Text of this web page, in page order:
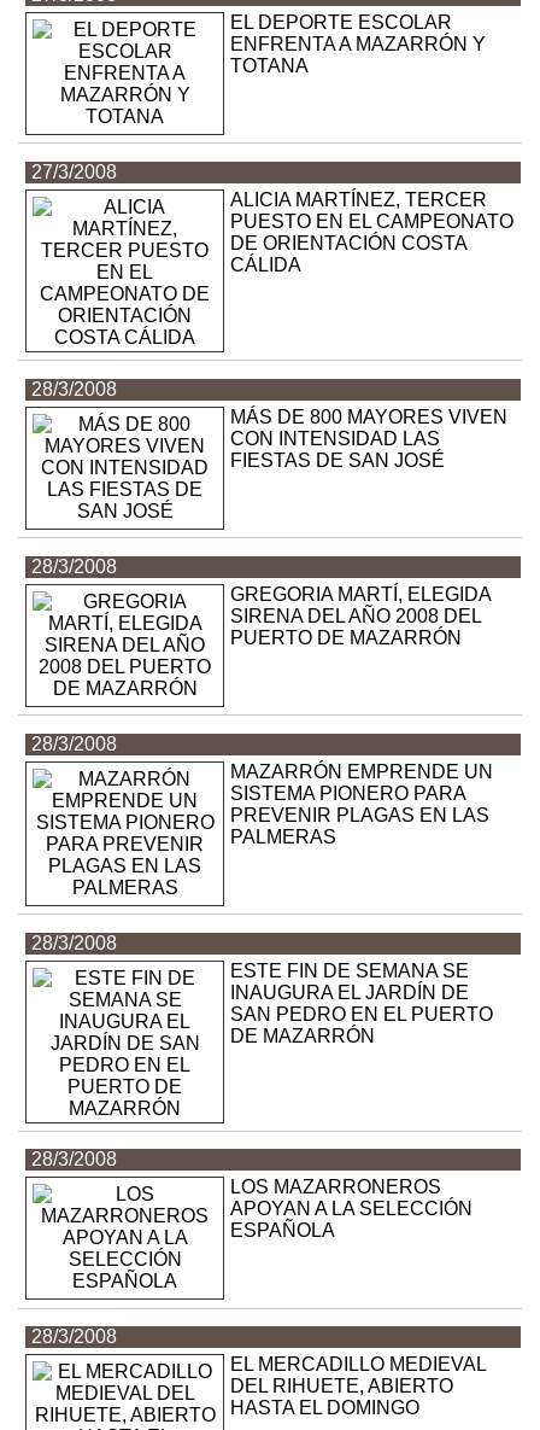
EL DEPORTE ESCOLAR
ENFRENTA A MAZARRÓN Y
TOTANA
27/3/2008
ALICIA MARTÍNEZ, TERCER
PUESTO EN EL CAMPEONATO
DE ORIENTACIÓN COSTA
CÁLIDA
28/3/2008
MÁS DE 800 MAYORES VIVEN
CON INTENSIDAD LAS
FIESTAS DE SAN JOSÉ
28/3/2008
GREGORIA MARTÍ, ELEGIDA
SIRENA DEL AÑO 2008 DEL
PUERTO DE MAZARRÓN
28/3/2008
MAZARRÓN EMPRENDE UN
SISTEMA PIONERO PARA
PREVENIR PLAGAS EN LAS
PALMERAS
28/3/2008
ESTE FIN DE SEMANA SE
INAUGURA EL JARDÍN DE
SAN PEDRO EN EL PUERTO
DE MAZARRÓN
28/3/2008
LOS MAZARRONEROS
APOYAN A LA SELECCIÓN
ESPAÑOLA
28/3/2008
EL MERCADILLO MEDIEVAL
DEL RIHUETE, ABIERTO
HASTA EL DOMINGO